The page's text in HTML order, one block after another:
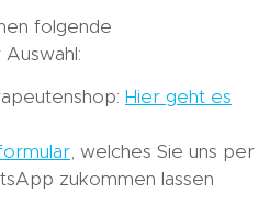
folgende
Hier geht es
, welches Sie uns per
zukommen lassen